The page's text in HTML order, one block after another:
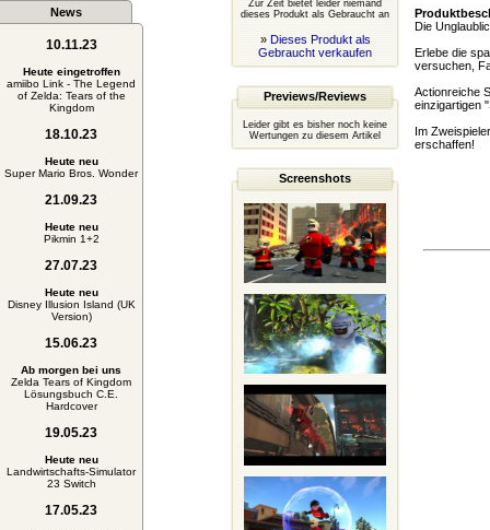
News
10.11.23
Heute eingetroffen
amiibo Link - The Legend
of Zelda: Tears of the
Kingdom
18.10.23
Heute neu
Super Mario Bros. Wonder
21.09.23
Heute neu
Pikmin 1+2
27.07.23
Heute neu
Disney Illusion Island (UK
Version)
15.06.23
Ab morgen bei uns
Zelda Tears of Kingdom
Lösungsbuch C.E.
Hardcover
19.05.23
Heute neu
Landwirtschafts-Simulator
23 Switch
17.05.23
Zur Zeit bietet leider niemand
dieses Produkt als Gebraucht an
» Dieses Produkt als
Gebraucht verkaufen
Previews/Reviews
Leider gibt es bisher noch keine
Wertungen zu diesem Artikel
Screenshots
Die
Erlebe die
versuchen,
Actionreiche
einzigartigen
Im
erschaffen!